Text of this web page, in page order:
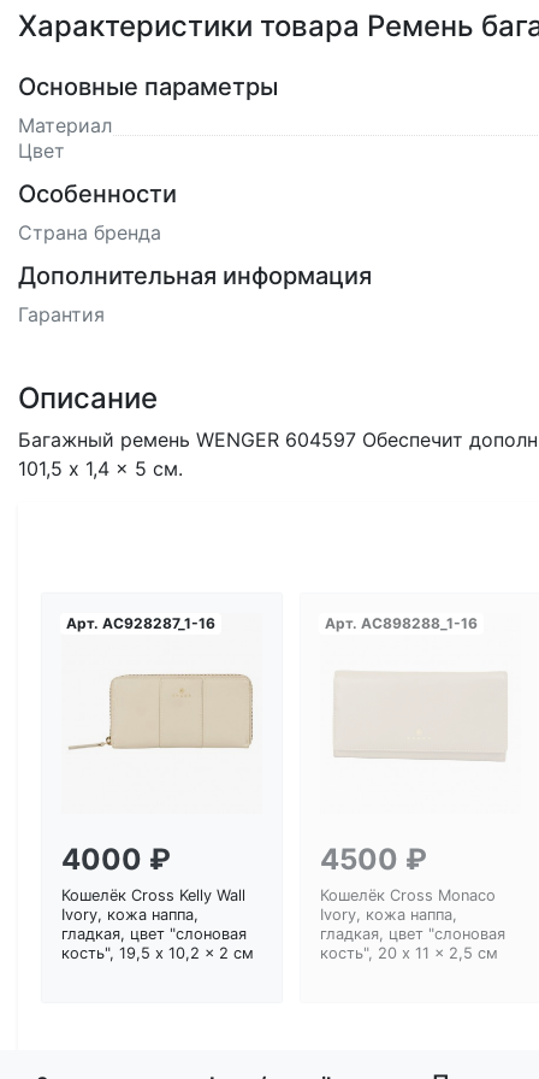
Характеристики товара Ремень
Основные параметры
Материал
Цвет
Особенности
Страна бренда
Дополнительная информация
Гарантия
Описание
Багажный ремень WENGER 604597 Обеспечит
101,5 x 1,4 x 5 см.
Арт. AC928287_1-16
4000 ₽
Кошелёк Cross Kelly Wall
Ivory, кожа наппа,
гладкая, цвет "слоновая
кость", 19,5 x 10,2 x 2 см
Арт. AC898288_1-16
4500 ₽
Кошелёк Cross Monaco
Ivory, кожа наппа,
гладкая, цвет "слоновая
кость", 20 x 11 x 2,5 см